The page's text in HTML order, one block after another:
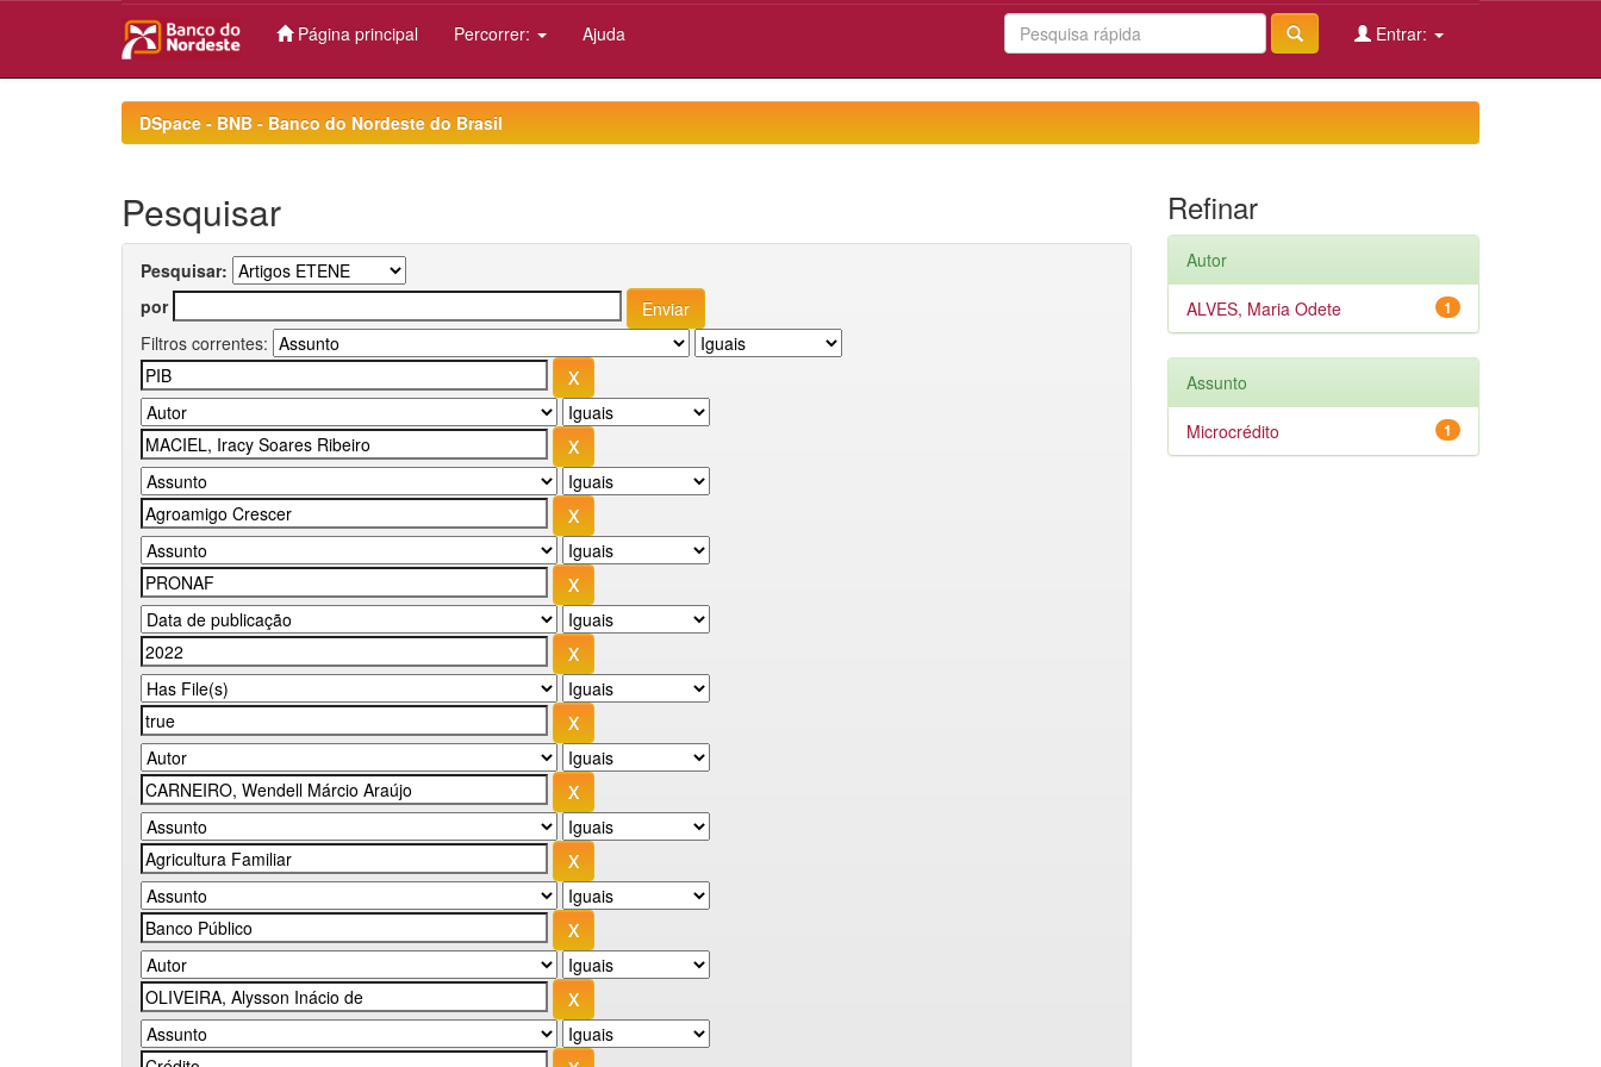
Página principal Percorrer: Ajuda Entrar:
DSpace - BNB - Banco do Nordeste do Brasil
Pesquisar
Pesquisar:
por
Filtros correntes:
Refinar
Autor
1
ALVES, Maria Odete
Assunto
1
Microcrédito